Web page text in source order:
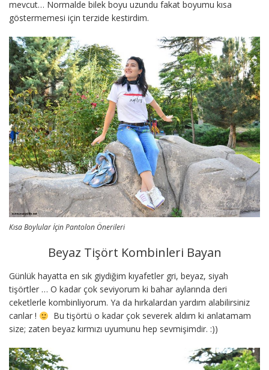
mevcut… Normalde bilek boyu uzundu fakat boyumu kısa
göstermemesi için terzide kestirdim.
Kısa Boylular İçin Pantolon Önerileri
Beyaz Tişört Kombinleri Bayan
Günlük hayatta en sık giydiğim kıyafetler gri, beyaz, siyah
tişörtler … O kadar çok seviyorum ki bahar aylarında deri
ceketlerle kombinliyorum. Ya da hırkalardan yardım alabilirsiniz
canlar !
Bu tişörtü o kadar çok severek aldım ki anlatamam
size; zaten beyaz kırmızı uyumunu hep sevmişimdir. :))